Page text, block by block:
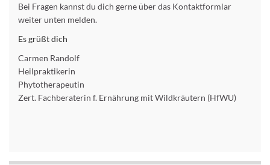
Bei Fragen kannst du dich gerne über das Kontaktformlar
weiter unten melden.
Es grüßt dich
Carmen Randolf
Heilpraktikerin
Phytotherapeutin
Zert. Fachberaterin f. Ernährung mit Wildkräutern (HfWU)